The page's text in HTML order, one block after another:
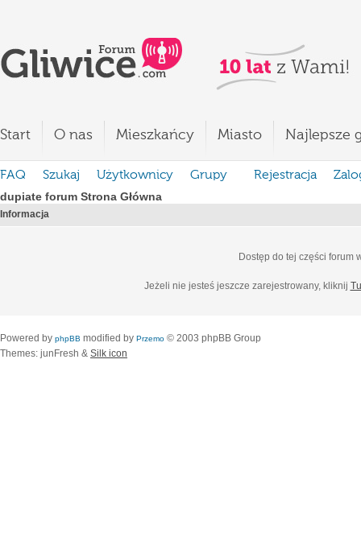
Start O nas Mieszkańcy Miasto Najlepsze
FAQ Szukaj Użytkownicy Grupy Rejestracja
dupiate forum Strona Główna
Informacja
Dostęp do tej części forum
Jeżeli nie jesteś jeszcze zarejestrowany, kliknij
Powered by phpBB modified by Przemo © 2003 phpBB Group
Themes: junFresh & Silk icon